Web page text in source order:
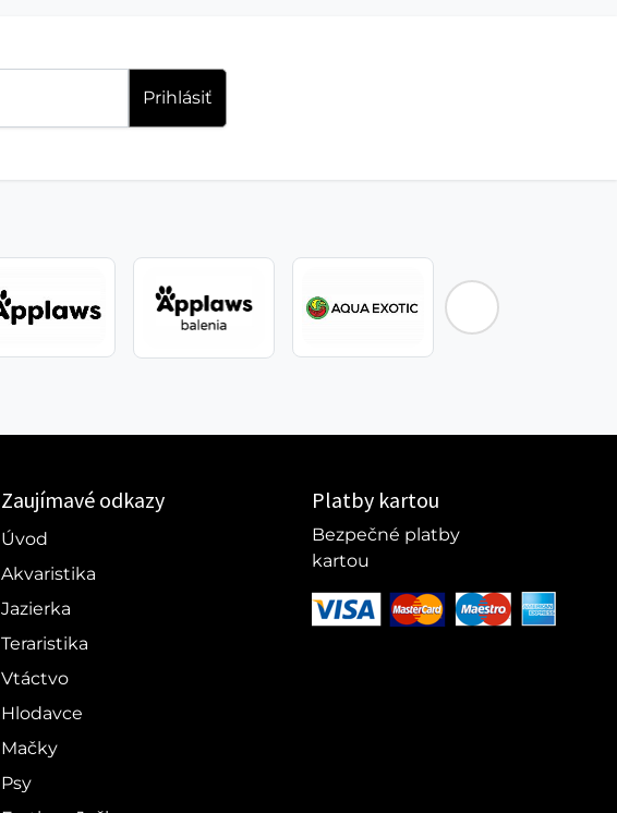
Prihlásiť
Zaujímavé odkazy
Úvod
Akvaristika
Jazierka
Teraristika
Vtáctvo
Hlodavce
Mačky
Psy
Platby kartou
Bezpečné platby
kartou